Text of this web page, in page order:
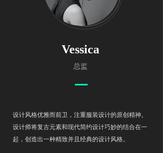
Vessica
总监
设计风格优雅而前卫，注重服装设计的原创精神。
设计师将复古元素和现代简约设计巧妙的结合在一
起，创造出一种精致并且经典的设计风格。